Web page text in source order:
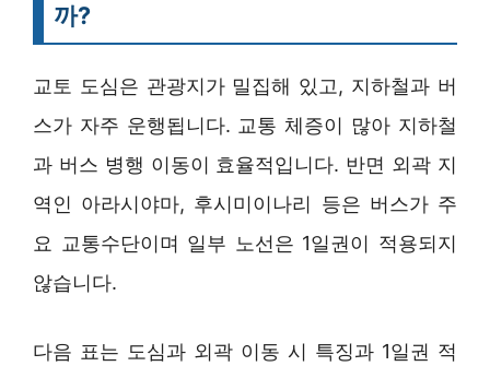
까?
교토 도심은 관광지가 밀집해 있고, 지하철과 버
스가 자주 운행됩니다. 교통 체증이 많아 지하철
과 버스 병행 이동이 효율적입니다. 반면 외곽 지
역인 아라시야마, 후시미이나리 등은 버스가 주
요 교통수단이며 일부 노선은 1일권이 적용되지
않습니다.
다음 표는 도심과 외곽 이동 시 특징과 1일권 적